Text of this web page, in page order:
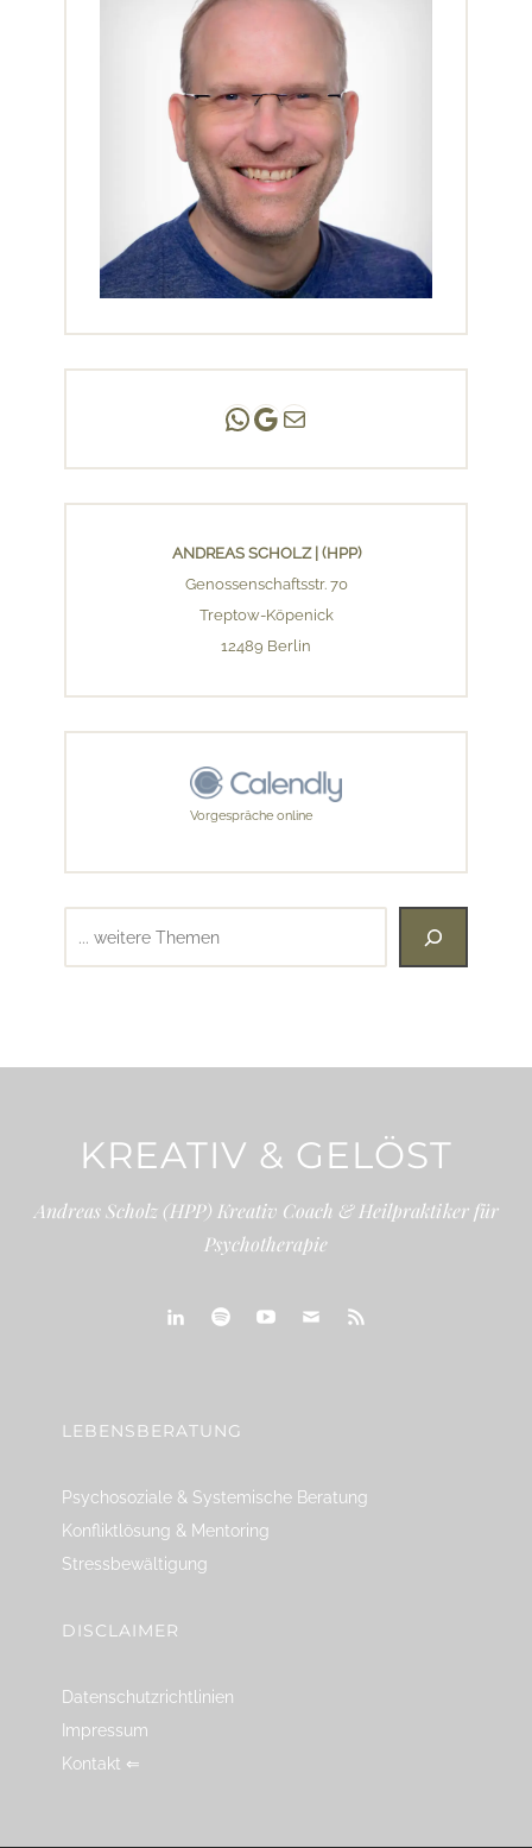
Andreas Scholz | (HPP)
Praxis Adlershof
E-Mail an mich ...
ANDREAS SCHOLZ | (HPP)
Genossenschaftsstr. 70
Treptow-Köpenick
12489 Berlin
Vorgespräche online
KREATIV & GELÖST
Andreas Scholz (HPP) Kreativ Coach & Heilpraktiker für
Psychotherapie
LEBENSBERATUNG
Psychosoziale & Systemische Beratung
Konfliktlösung & Mentoring
Stressbewältigung
DISCLAIMER
Datenschutzrichtlinien
Impressum
Kontakt ⇐